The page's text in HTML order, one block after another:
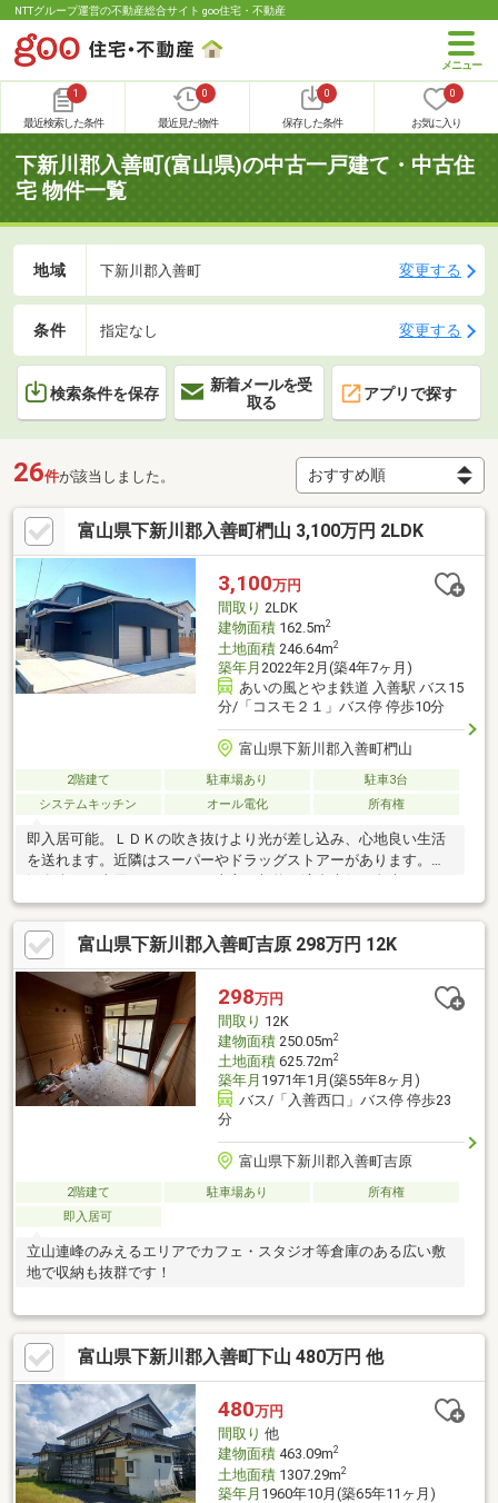
NTTグループ運営の不動産総合サイト goo住宅・不動産
1
最近検索した条件
0
最近見た物件
0
保存した条件
0
お気に入り
下新川郡入善町(富山県)の中古一戸建て・中古住
宅 物件一覧
地域 下新川郡入善町 変更する
条件 指定なし 変更する
検索条件を保存
新着メールを受
取る
アプリで探す
26件が該当しました。
富山県下新川郡入善町椚山 3,100万円 2LDK
3,100万円
間取り 2LDK
建物面積162.5m2
土地面積246.64m2
築年月 2022年2月(築4年7ヶ月)
あいの風とやま鉄道 入善駅 バス15
分/「コスモ２１」バス停 停歩10分
富山県下新川郡入善町椚山
2階建て 駐車場あり
駐車3台
システムキッチン
オール電化 所有権
即入居可能。ＬＤＫの吹き抜けより光が差し込み、心地良い生活
を送れます。近隣はスーパーやドラッグストアーがあります。現
富山県下新川郡入善町吉原 298万円 12K
298万円
間取り 12K
建物面積250.05m2
土地面積625.72m2
築年月 1971年1月(築55年8ヶ月)
バス/「入善西口」バス停 停歩23
分
富山県下新川郡入善町吉原
2階建て 駐車場あり
所有権
即入居可
立山連峰のみえるエリアでカフェ・スタジオ等倉庫のある広い敷
地で収納も抜群です！
富山県下新川郡入善町下山 480万円 他
480万円
間取り 他
建物面積463.09m2
土地面積1307.29m2
築年月 1960年10月(築65年11ヶ月)